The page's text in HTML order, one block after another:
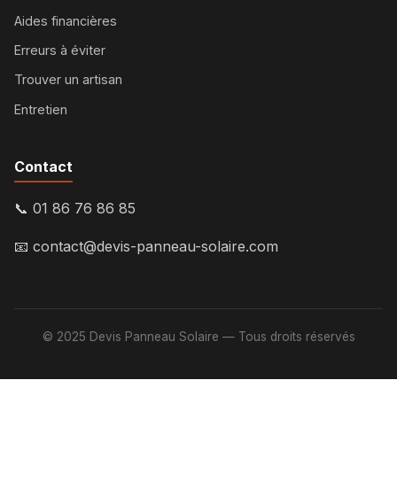
Aides financières
Erreurs à éviter
Trouver un artisan
Entretien
Contact
📞 01 86 76 86 85
📧 contact@devis-panneau-solaire.com
© 2025 Devis Panneau Solaire — Tous droits réservés